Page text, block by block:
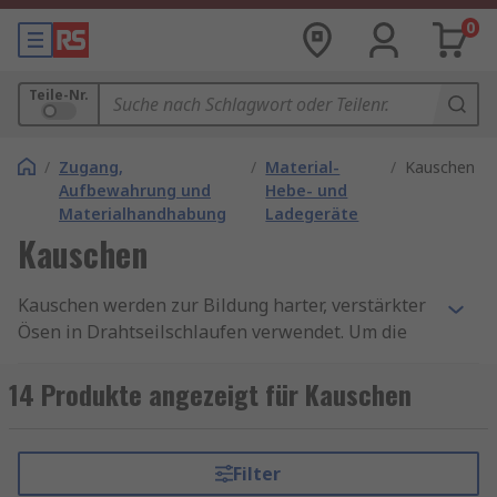
0
Teile-Nr.
/ Zugang,
Aufbewahrung und
Materialhandhabung
/ Material-
Hebe- und
Ladegeräte
/ Kauschen
Kauschen
Kauschen werden zur Bildung harter, verstärkter
Ösen in Drahtseilschlaufen verwendet. Um die
Schlaufe eingelegt, um die Form zu erhalten, und
mit einer Aderendhülse oder einem Drahtseilgriff
Oberfläche, die die Öse stützt und den Verschleiß
des Drahtes reduziert.
14 Produkte angezeigt für Kauschen
Filter